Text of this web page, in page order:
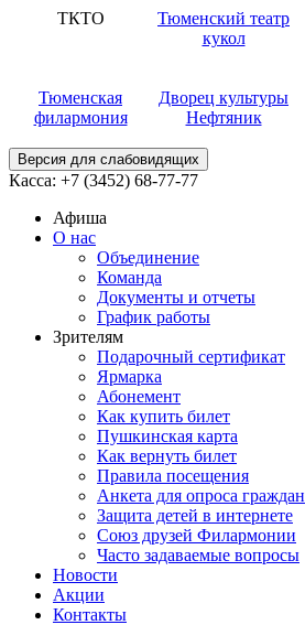
ТКТО
Тюменский театр
кукол
Тюменская
филармония
Дворец культуры
Нефтяник
Версия для слабовидящих
Касса: +7 (3452) 68-77-77
Афиша
О нас
Объединение
Команда
Документы и отчеты
График работы
Зрителям
Подарочный сертификат
Ярмарка
Абонемент
Как купить билет
Пушкинская карта
Как вернуть билет
Правила посещения
Анкета для опроса граждан
Защита детей в интернете
Союз друзей Филармонии
Часто задаваемые вопросы
Новости
Акции
Контакты